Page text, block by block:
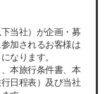
当社）が企画・募
加されるお客様は
なります。
本旅行条件書、本
日程表）及び当社